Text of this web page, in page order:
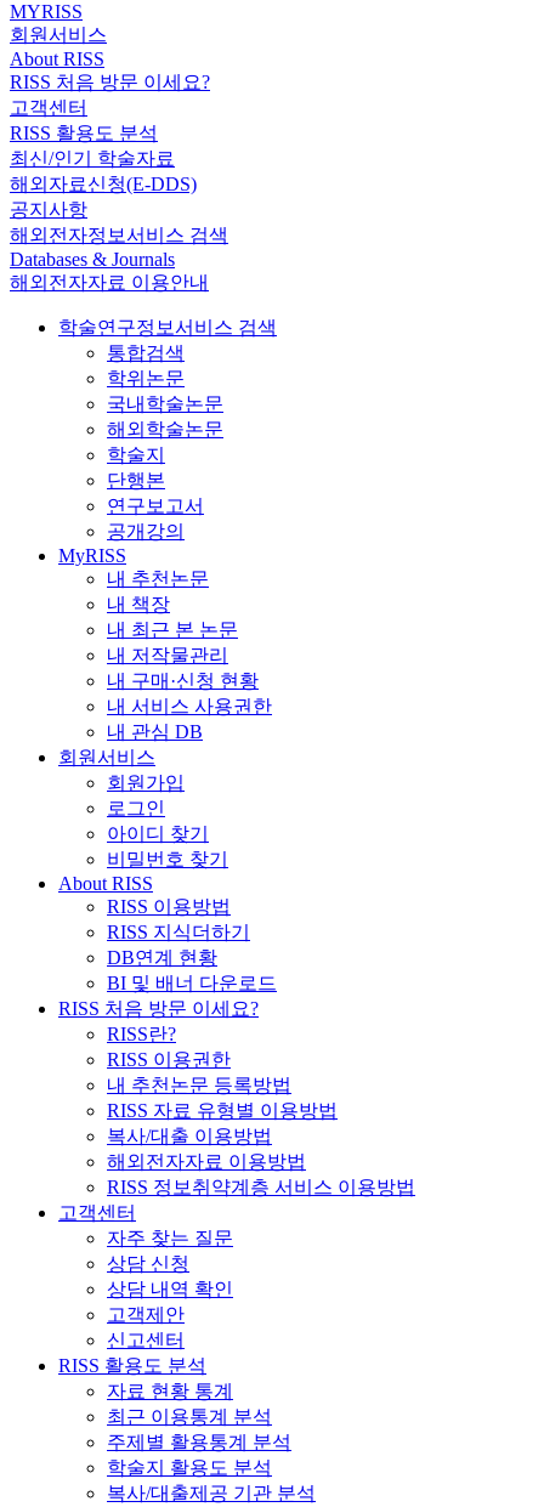
MYRISS
회원서비스
About RISS
RISS 처음 방문 이세요?
고객센터
RISS 활용도 분석
최신/인기 학술자료
해외자료신청(E-DDS)
공지사항
해외전자정보서비스 검색
Databases & Journals
해외전자자료 이용안내
학술연구정보서비스 검색
통합검색
학위논문
국내학술논문
해외학술논문
학술지
단행본
연구보고서
공개강의
MyRISS
내 추천논문
내 책장
내 최근 본 논문
내 저작물관리
내 구매·신청 현황
내 서비스 사용권한
내 관심 DB
회원서비스
회원가입
로그인
아이디 찾기
비밀번호 찾기
About RISS
RISS 이용방법
RISS 지식더하기
DB연계 현황
BI 및 배너 다운로드
RISS 처음 방문 이세요?
RISS란?
RISS 이용권한
내 추천논문 등록방법
RISS 자료 유형별 이용방법
복사/대출 이용방법
해외전자자료 이용방법
RISS 정보취약계층 서비스 이용방법
고객센터
자주 찾는 질문
상담 신청
상담 내역 확인
고객제안
신고센터
RISS 활용도 분석
자료 현황 통계
최근 이용통계 분석
주제별 활용통계 분석
학술지 활용도 분석
복사/대출제공 기관 분석